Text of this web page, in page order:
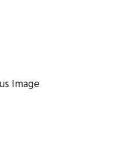
Image